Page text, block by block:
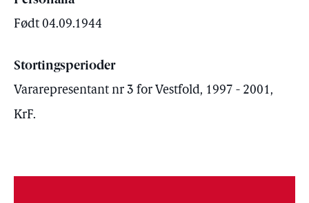
Født 04.09.1944
Stortingsperioder
Vararepresentant nr 3 for Vestfold, 1997 - 2001,
KrF.